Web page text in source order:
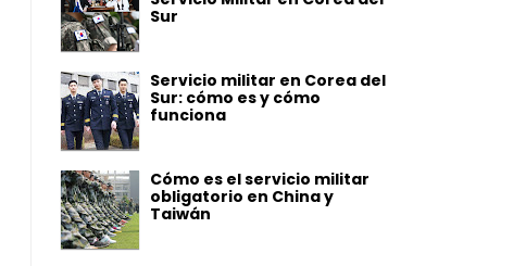
Sur
Servicio militar en Corea del
Sur: cómo es y cómo
funciona
Cómo es el servicio militar
obligatorio en China y
Taiwán